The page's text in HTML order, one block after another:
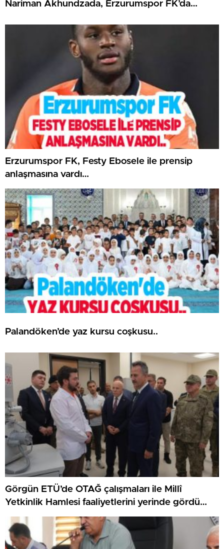
Nariman Akhundzada, Erzurumspor FK’da…
Erzurumspor FK, Festy Ebosele ile prensip
anlaşmasına vardı…
Palandöken’de yaz kursu coşkusu..
Görgün ETÜ’de OTAĞ çalışmaları ile Millî
Yetkinlik Hamlesi faaliyetlerini yerinde gördü…